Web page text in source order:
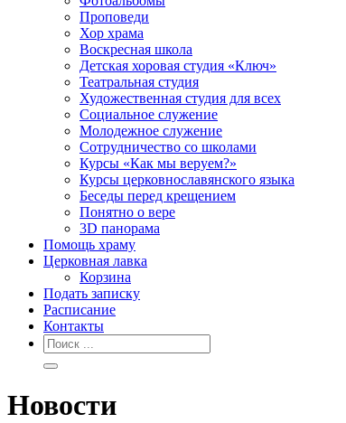
Проповеди
Хор храма
Воскресная школа
Детская хоровая студия «Ключ»
Театральная студия
Х​удожественная студия для всех
Социальное служение
Молодежное служение
Сотрудничество со школами
Курсы «Как мы веруем?»
Курсы церковнославянского языка
Беседы перед крещением
Понятно о вере
3D панорама
Помощь храму
Церковная лавка
Корзина
Подать записку
Расписание
Контакты
Новости